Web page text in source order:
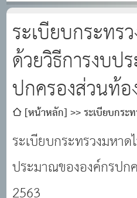
ระเบียบกระทร
ด้วยวิธีการงบป
ปกครองส่วนท้
[หน้าหลัก]
ระเบียบกระ
ประมาณขององค์กรปกครองส่
ระเบียบกระทรวงมหา
ประมาณขององค์กรป